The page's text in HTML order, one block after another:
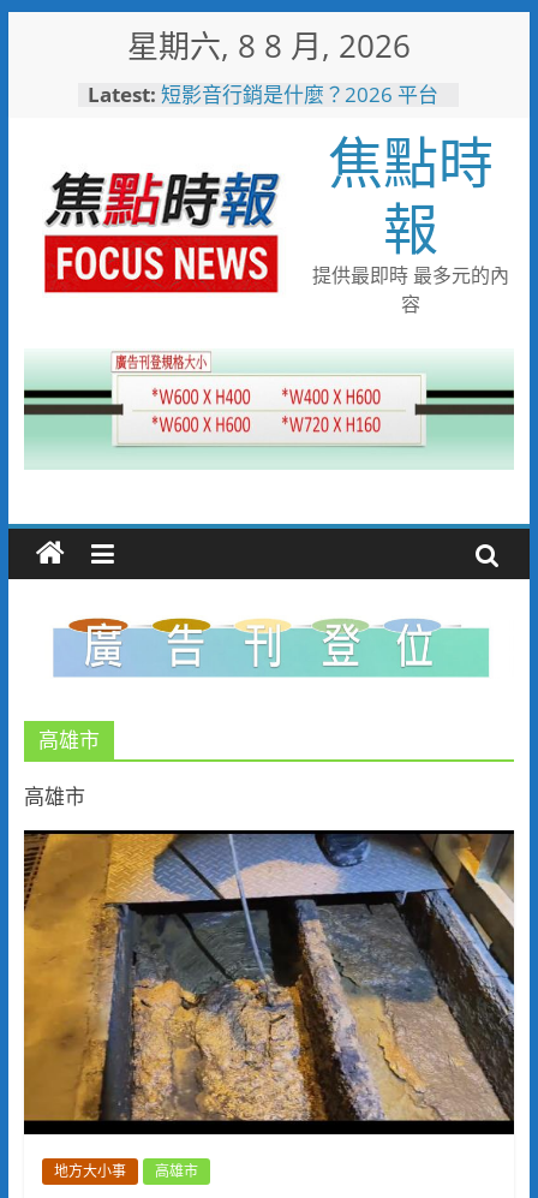
星期六, 8 8 月, 2026
Latest: 中正地下道排水溝夜間清淤 水
短影音行銷是什麼？2026 平台
比較、優缺點與電商變現全攻略
日本花藝大師梅垣稔抵台交流
「花見日和」展現台日花藝文化
魅力 8月8日精彩展演登場
彰化縣長參選人魏平政彰化造
勢 喊福利超越六都承接王惠美
4輛高規格救護車 首配全自動
電動擔架床
焦點時
報
提供最即時 最多元的內
容
高雄市
高雄市
地方大小事 高雄市